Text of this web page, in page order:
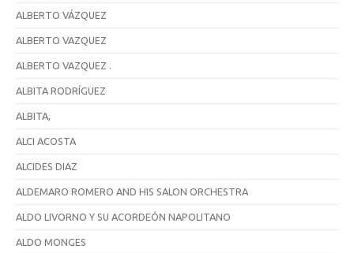
ALBERTO VÁZQUEZ
ALBERTO VAZQUEZ
ALBERTO VAZQUEZ .
ALBITA RODRÍGUEZ
ALBITA,
ALCI ACOSTA
ALCIDES DIAZ
ALDEMARO ROMERO AND HIS SALON ORCHESTRA
ALDO LIVORNO Y SU ACORDEÓN NAPOLITANO
ALDO MONGES